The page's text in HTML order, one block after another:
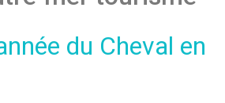
du Cheval en